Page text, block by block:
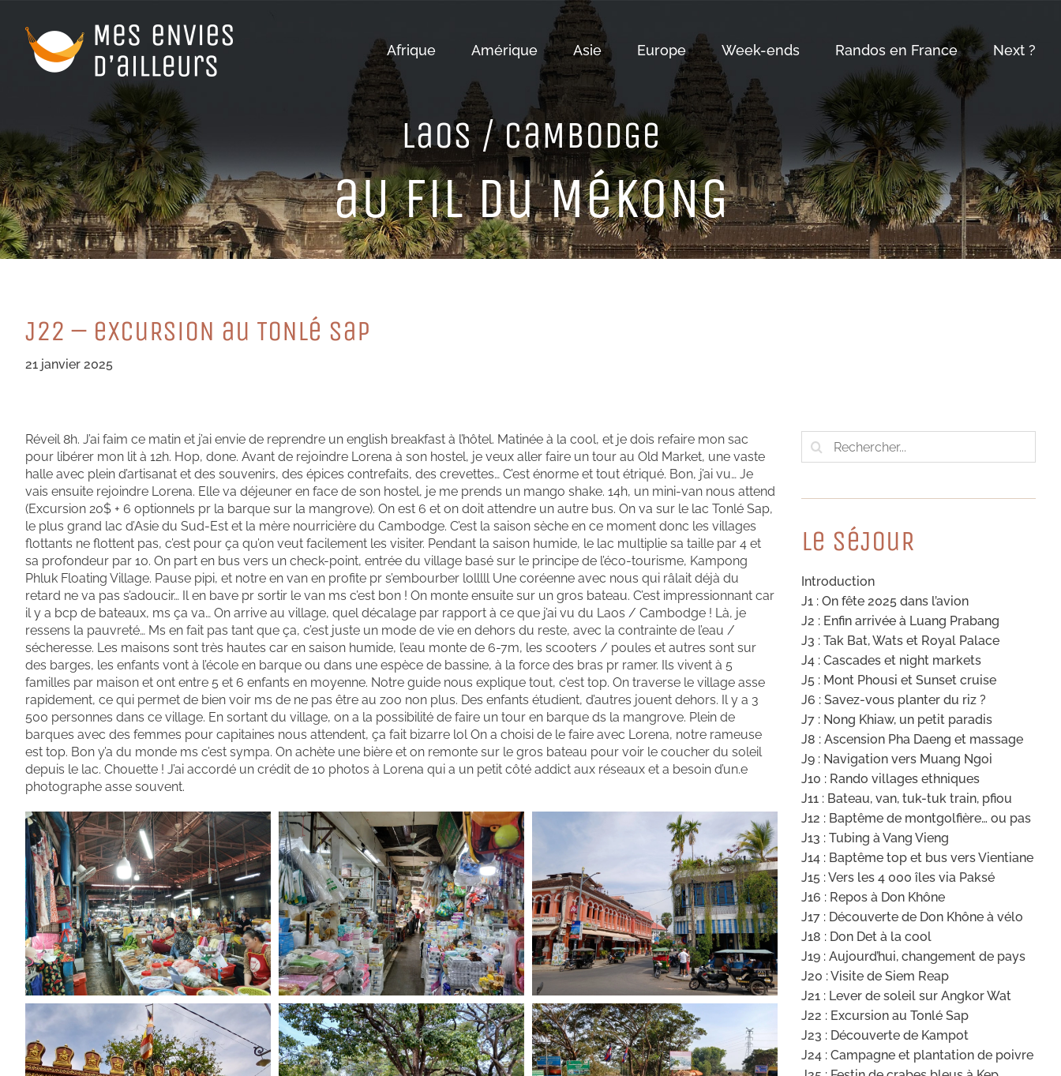
contenu
Afrique Amérique Asie Europe Week-ends Randos en France Next ?
LaoS / CaMBoDGe
aU FiL Du MéKoNG
J22 – eXCuRSioN au ToNLé SaP
21 janvier 2025
Réveil 8h. J’ai faim ce matin et j’ai envie de reprendre un english breakfast à l’hôtel. Matinée à la cool, et je dois refaire mon sac
pour libérer mon lit à 12h. Hop, done. Avant de rejoindre Lorena à son hostel, je veux aller faire un tour au Old Market, une vaste
halle avec plein d’artisanat et des souvenirs, des épices contrefaits, des crevettes… C’est énorme et tout étriqué. Bon, j’ai vu… Je
vais ensuite rejoindre Lorena. Elle va déjeuner en face de son hostel, je me prends un mango shake. 14h, un mini-van nous attend
(Excursion 20$ + 6 optionnels pr la barque sur la mangrove). On est 6 et on doit attendre un autre bus. On va sur le lac Tonlé Sap,
le plus grand lac d’Asie du Sud-Est et la mère nourricière du Cambodge. C’est la saison sèche en ce moment donc les villages
flottants ne flottent pas, c’est pour ça qu’on veut facilement les visiter. Pendant la saison humide, le lac multiplie sa taille par 4 et
sa profondeur par 10. On part en bus vers un check-point, entrée du village basé sur le principe de l’éco-tourisme, Kampong
Phluk Floating Village. Pause pipi, et notre en van en profite pr s’embourber lolllll Une coréenne avec nous qui râlait déjà du
retard ne va pas s’adoucir… Il en bave pr sortir le van ms c’est bon ! On monte ensuite sur un gros bateau. C’est impressionnant car
il y a bcp de bateaux, ms ça va… On arrive au village, quel décalage par rapport à ce que j’ai vu du Laos / Cambodge ! Là, je
ressens la pauvreté… Ms en fait pas tant que ça, c’est juste un mode de vie en dehors du reste, avec la contrainte de l’eau /
sécheresse. Les maisons sont très hautes car en saison humide, l’eau monte de 6-7m, les scooters / poules et autres sont sur
des barges, les enfants vont à l’école en barque ou dans une espèce de bassine, à la force des bras pr ramer. Ils vivent à 5
familles par maison et ont entre 5 et 6 enfants en moyenne. Notre guide nous explique tout, c’est top. On traverse le village asse
rapidement, ce qui permet de bien voir ms de ne pas être au zoo non plus. Des enfants étudient, d’autres jouent dehors. Il y a 3
500 personnes dans ce village. En sortant du village, on a la possibilité de faire un tour en barque ds la mangrove. Plein de
barques avec des femmes pour capitaines nous attendent, ça fait bizarre lol On a choisi de le faire avec Lorena, notre rameuse
est top. Bon y’a du monde ms c’est sympa. On achète une bière et on remonte sur le gros bateau pour voir le coucher du soleil
depuis le lac. Chouette ! J’ai accordé un crédit de 10 photos à Lorena qui a un petit côté addict aux réseaux et a besoin d’un.e
photographe asse souvent.
Rechercher:
Le SéJouR
Introduction
J1 : On fête 2025 dans l’avion
J2 : Enfin arrivée à Luang Prabang
J3 : Tak Bat, Wats et Royal Palace
J4 : Cascades et night markets
J5 : Mont Phousi et Sunset cruise
J6 : Savez-vous planter du riz ?
J7 : Nong Khiaw, un petit paradis
J8 : Ascension Pha Daeng et massage
J9 : Navigation vers Muang Ngoi
J10 : Rando villages ethniques
J11 : Bateau, van, tuk-tuk train, pfiou
J12 : Baptême de montgolfière… ou pas
J13 : Tubing à Vang Vieng
J14 : Baptême top et bus vers Vientiane
J15 : Vers les 4 000 îles via Paksé
J16 : Repos à Don Khône
J17 : Découverte de Don Khône à vélo
J18 : Don Det à la cool
J19 : Aujourd’hui, changement de pays
J20 : Visite de Siem Reap
J21 : Lever de soleil sur Angkor Wat
J22 : Excursion au Tonlé Sap
J23 : Découverte de Kampot
J24 : Campagne et plantation de poivre